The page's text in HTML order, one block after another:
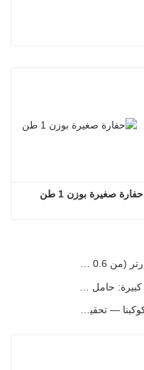
حفارة صغيرة بوزن 1 طن
دليل خبير لاختيار حفارات كارتر (من 0.6 طن إلى 60 طن) لتحقيق الكفاءة المثلى في موقع العمل